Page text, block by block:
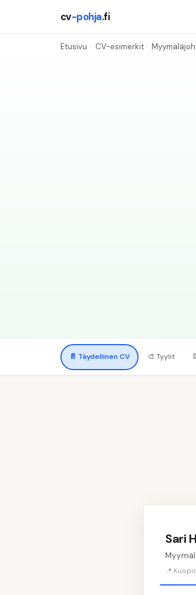
cv-pohja.fi
Etusivu › CV-esimerkit ›
📄 Täydellinen CV 🎨 Tyylit
Sari
📍